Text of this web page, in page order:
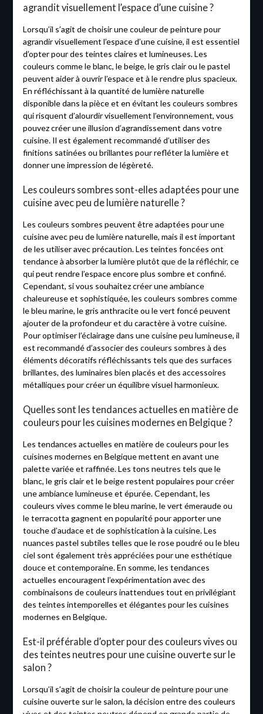
agrandit visuellement l’espace d’une cuisine ?
Lorsqu’il s’agit de choisir une couleur de peinture pour
agrandir visuellement l’espace d’une cuisine, il est essentiel
d’opter pour des teintes claires et lumineuses. Les
couleurs comme le blanc, le beige, le gris clair ou le pastel
peuvent aider à ouvrir l’espace et à le rendre plus spacieux.
En réfléchissant à la quantité de lumière naturelle
disponible dans la pièce et en évitant les couleurs sombres
qui risquent d’alourdir visuellement l’environnement, vous
pouvez créer une illusion d’agrandissement dans votre
cuisine. Il est également recommandé d’utiliser des
finitions satinées ou brillantes pour refléter la lumière et
donner une impression de légèreté.
Les couleurs sombres sont-elles adaptées pour une
cuisine avec peu de lumière naturelle ?
Les couleurs sombres peuvent être adaptées pour une
cuisine avec peu de lumière naturelle, mais il est important
de les utiliser avec précaution. Les teintes foncées ont
tendance à absorber la lumière plutôt que de la réfléchir, ce
qui peut rendre l’espace encore plus sombre et confiné.
Cependant, si vous souhaitez créer une ambiance
chaleureuse et sophistiquée, les couleurs sombres comme
le bleu marine, le gris anthracite ou le vert foncé peuvent
ajouter de la profondeur et du caractère à votre cuisine.
Pour optimiser l’éclairage dans une cuisine peu lumineuse, il
est recommandé d’associer des couleurs sombres à des
éléments décoratifs réfléchissants tels que des surfaces
brillantes, des luminaires bien placés et des accessoires
métalliques pour créer un équilibre visuel harmonieux.
Quelles sont les tendances actuelles en matière de
couleurs pour les cuisines modernes en Belgique ?
Les tendances actuelles en matière de couleurs pour les
cuisines modernes en Belgique mettent en avant une
palette variée et raffinée. Les tons neutres tels que le
blanc, le gris clair et le beige restent populaires pour créer
une ambiance lumineuse et épurée. Cependant, les
couleurs vives comme le bleu marine, le vert émeraude ou
le terracotta gagnent en popularité pour apporter une
touche d’audace et de sophistication à la cuisine. Les
nuances pastel subtiles telles que le rose poudré ou le bleu
ciel sont également très appréciées pour une esthétique
douce et contemporaine. En somme, les tendances
actuelles encouragent l’expérimentation avec des
combinaisons de couleurs inattendues tout en privilégiant
des teintes intemporelles et élégantes pour les cuisines
modernes en Belgique.
Est-il préférable d’opter pour des couleurs vives ou
des teintes neutres pour une cuisine ouverte sur le
salon ?
Lorsqu’il s’agit de choisir la couleur de peinture pour une
cuisine ouverte sur le salon, la décision entre des couleurs